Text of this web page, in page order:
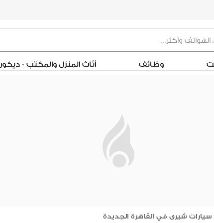
وظائف أثاث المنزل والمكتب - ديكور
سيارات شيرى في القاهرة الجديدة